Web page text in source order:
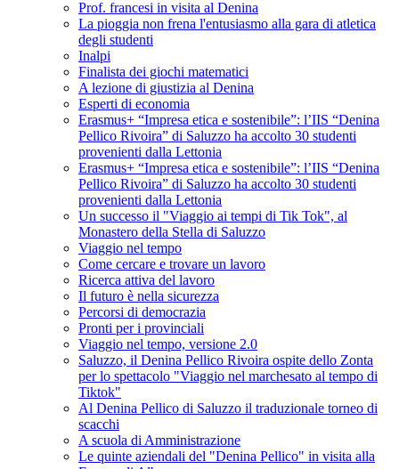
Prof. francesi in visita al Denina
La pioggia non frena l'entusiasmo alla gara di atletica
degli studenti
Inalpi
Finalista dei giochi matematici
A lezione di giustizia al Denina
Esperti di economia
Erasmus+ “Impresa etica e sostenibile”: l’IIS “Denina
Pellico Rivoira” di Saluzzo ha accolto 30 studenti
provenienti dalla Lettonia
Erasmus+ “Impresa etica e sostenibile”: l’IIS “Denina
Pellico Rivoira” di Saluzzo ha accolto 30 studenti
provenienti dalla Lettonia
Un successo il "Viaggio ai tempi di Tik Tok", al
Monastero della Stella di Saluzzo
Viaggio nel tempo
Come cercare e trovare un lavoro
Ricerca attiva del lavoro
Il futuro è nella sicurezza
Percorsi di democrazia
Pronti per i provinciali
Viaggio nel tempo, versione 2.0
Saluzzo, il Denina Pellico Rivoira ospite dello Zonta
per lo spettacolo "Viaggio nel marchesato al tempo di
Tiktok"
Al Denina Pellico di Saluzzo il traduzionale torneo di
scacchi
A scuola di Amministrazione
Le quinte aziendali del "Denina Pellico" in visita alla